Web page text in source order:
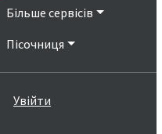
Більше сервісів
Пісочниця
Увійти